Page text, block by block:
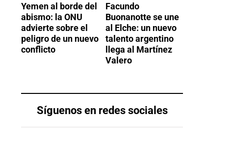
Yemen al borde del
abismo: la ONU
advierte sobre el
peligro de un nuevo
conflicto
Facundo
Buonanotte se une
al Elche: un nuevo
talento argentino
llega al Martínez
Valero
Síguenos en redes sociales